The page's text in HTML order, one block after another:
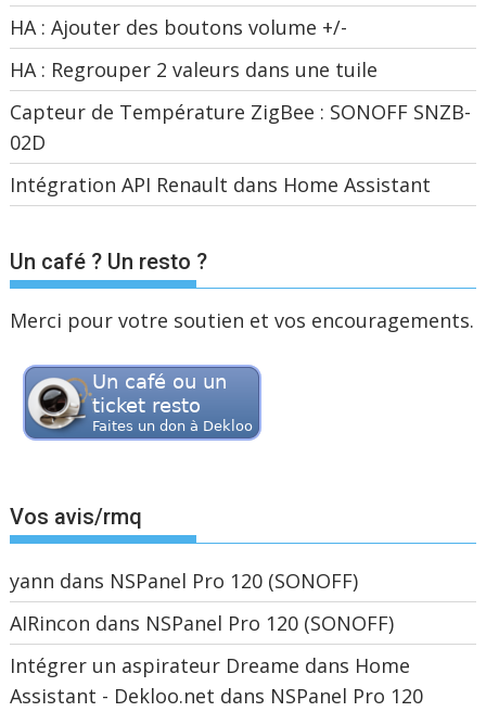
HA : Ajouter des boutons volume +/-
HA : Regrouper 2 valeurs dans une tuile
Capteur de Température ZigBee : SONOFF SNZB-
02D
Intégration API Renault dans Home Assistant
Un café ? Un resto ?
Merci pour votre soutien et vos encouragements.
Vos avis/rmq
yann dans NSPanel Pro 120 (SONOFF)
AIRincon dans NSPanel Pro 120 (SONOFF)
Intégrer un aspirateur Dreame dans Home
Assistant - Dekloo.net dans NSPanel Pro 120